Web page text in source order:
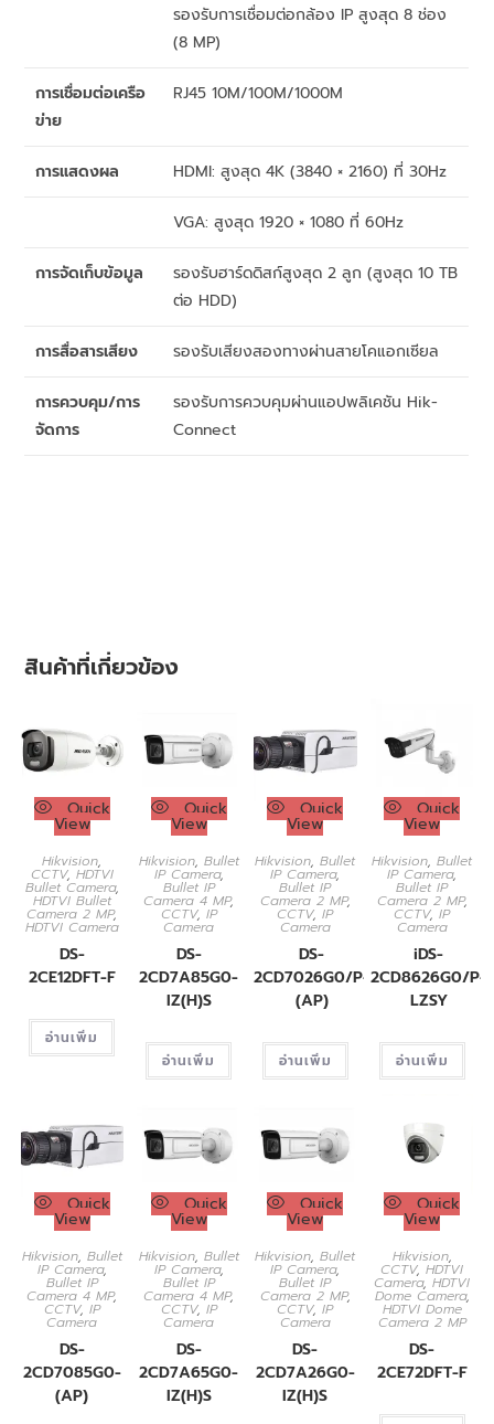
รองรับการเชื่อมต่อกล้อง IP สูงสุด 8 ช่อง
(8 MP)
การเชื่อมต่อเครือ
ข่าย
RJ45 10M/100M/1000M
การแสดงผล HDMI: สูงสุด 4K (3840 × 2160) ที่ 30Hz
VGA: สูงสุด 1920 × 1080 ที่ 60Hz
การจัดเก็บข้อมูล
รองรับฮาร์ดดิสก์สูงสุด 2 ลูก (สูงสุด 10 TB
ต่อ HDD)
การสื่อสารเสียง รองรับเสียงสองทางผ่านสายโคแอกเซียล
การควบคุม/การ
จัดการ
รองรับการควบคุมผ่านแอปพลิเคชัน Hik-
Connect
สินค้าที่เกี่ยวข้อง
Quick
View
Hikvision,
CCTV, HDTVI
Bullet Camera,
HDTVI Bullet
Camera 2 MP,
HDTVI Camera
DS-
2CE12DFT-F
อ่านเพิ่ม
Quick
View
Hikvision, Bullet
IP Camera,
Bullet IP
Camera 4 MP,
CCTV, IP
Camera
DS-
2CD7A85G0-
IZ(H)S
อ่านเพิ่ม
Quick
View
Hikvision,Bullet
IP Camera,
Bullet IP
Camera 2 MP,
CCTV,IP
Camera
DS-
2CD7026G0/P-
(AP)
อ่านเพิ่ม
Quick
View
Hikvision,Bullet
IP Camera,
Bullet IP
Camera 2 MP,
CCTV,IP
Camera
iDS-
2CD8626G0/P-
LZSY
อ่านเพิ่ม
Quick
View
Hikvision, Bullet
IP Camera,
Bullet IP
Camera 4 MP,
CCTV, IP
Camera
DS-
2CD7085G0-
(AP)
Quick
View
Hikvision, Bullet
IP Camera,
Bullet IP
Camera 4 MP,
CCTV, IP
Camera
DS-
2CD7A65G0-
IZ(H)S
Quick
View
Hikvision,Bullet
IP Camera,
Bullet IP
Camera 2 MP,
CCTV,IP
Camera
DS-
2CD7A26G0-
IZ(H)S
Quick
View
Hikvision,
CCTV,HDTVI
Camera,HDTVI
Dome Camera,
HDTVI Dome
Camera 2 MP
DS-
2CE72DFT-F